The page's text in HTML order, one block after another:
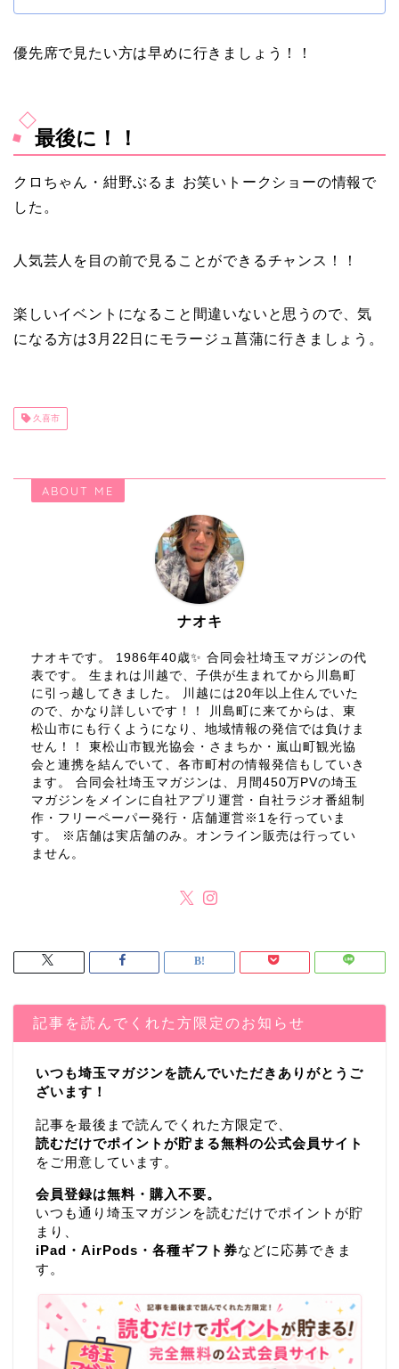
優先席で見たい方は早めに行きましょう！！
最後に！！
クロちゃん・紺野ぶるま お笑いトークショーの情報で
した。
人気芸人を目の前で見ることができるチャンス！！
楽しいイベントになること間違いないと思うので、気
になる方は3月22日にモラージュ菖蒲に行きましょう。
久喜市
ABOUT ME
ナオキ
ナオキです。 1986年40歳✨ 合同会社埼玉マガジンの代
表です。 生まれは川越で、子供が生まれてから川島町
に引っ越してきました。 川越には20年以上住んでいた
ので、かなり詳しいです！！ 川島町に来てからは、東
松山市にも行くようになり、地域情報の発信では負けま
せん！！ 東松山市観光協会・さまちか・嵐山町観光協
会と連携を結んでいて、各市町村の情報発信もしていき
ます。 合同会社埼玉マガジンは、月間450万PVの埼玉
マガジンをメインに自社アプリ運営・自社ラジオ番組制
作・フリーペーパー発行・店舗運営※1を行っていま
す。 ※店舗は実店舗のみ。オンライン販売は行ってい
ません。
記事を読んでくれた方限定のお知らせ
いつも埼玉マガジンを読んでいただきありがとうご
ざいます！
記事を最後まで読んでくれた方限定で、
読むだけでポイントが貯まる無料の公式会員サイト
をご用意しています。
会員登録は無料・購入不要。
いつも通り埼玉マガジンを読むだけでポイントが貯
まり、
iPad・AirPods・各種ギフト券などに応募できま
す。